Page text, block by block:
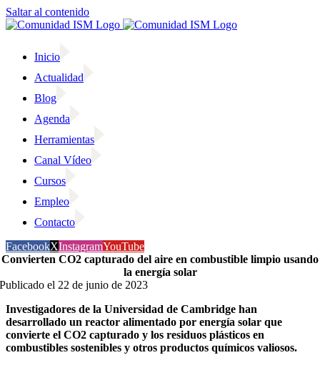
Saltar al contenido
Inicio
Actualidad
Blog
Agenda
Herramientas
Canal Vídeo
Cursos
Empleo
Contacto
FacebookXInstagramYouTube
Convierten CO2 capturado del aire en combustible limpio usando
la energía solar
Publicado el 22 de junio de 2023
Investigadores de la Universidad de Cambridge han
desarrollado un reactor alimentado por energía solar que
convierte el CO2 capturado y los residuos plásticos en
combustibles sostenibles y otros productos químicos valiosos.